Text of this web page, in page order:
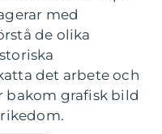
med
de olika
det arbete och
bakom grafisk bild